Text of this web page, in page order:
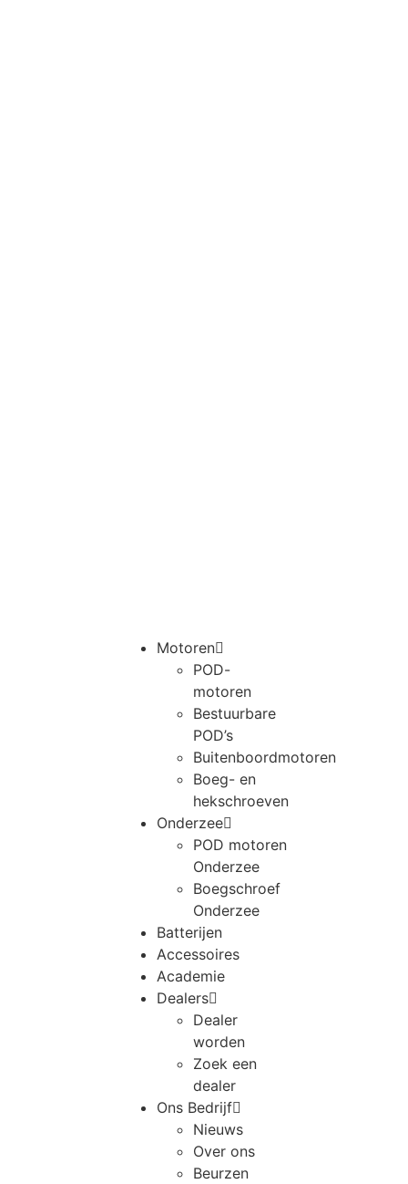
Motoren
POD-
motoren
Bestuurbare
POD’s
Buitenboordmotoren
Boeg- en
hekschroeven
Onderzee
POD motoren
Onderzee
Boegschroef
Onderzee
Batterijen
Accessoires
Academie
Dealers
Dealer
worden
Zoek een
dealer
Ons Bedrijf
Nieuws
Over ons
Beurzen